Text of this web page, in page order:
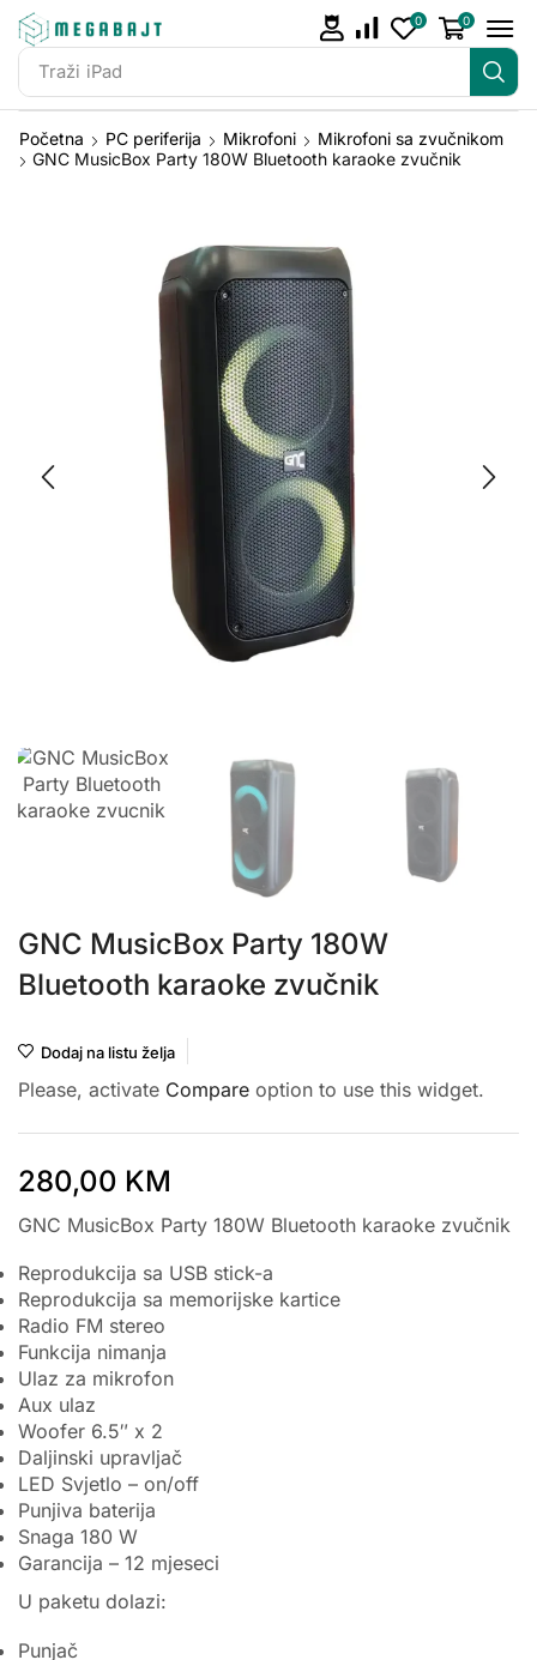
Traži iPhone 14
0 0
Početna PC periferija Mikrofoni
Mikrofoni sa zvučnikom
GNC MusicBox Party 180W Bluetooth karaoke zvučnik
GNC MusicBox Party 180W
Bluetooth karaoke zvučnik
Dodaj na listu želja
Please, activate Compare option to use this widget.
280,00 KM
GNC MusicBox Party 180W Bluetooth karaoke zvučnik
Reprodukcija sa USB stick-a
Reprodukcija sa memorijske kartice
Radio FM stereo
Funkcija nimanja
Ulaz za mikrofon
Aux ulaz
Woofer 6.5″ x 2
Daljinski upravljač
LED Svjetlo – on/off
Punjiva baterija
Snaga 180 W
Garancija – 12 mjeseci
U paketu dolazi:
Punjač